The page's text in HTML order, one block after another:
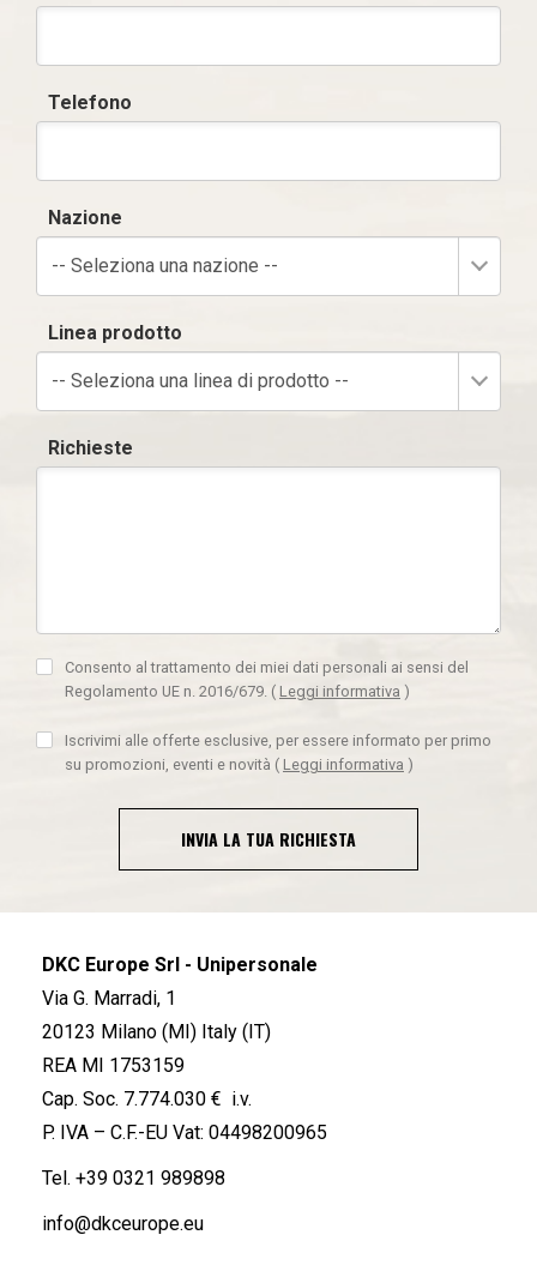
Telefono
Nazione
-- Seleziona una nazione --
Linea prodotto
-- Seleziona una linea di prodotto --
Richieste
Consento al trattamento dei miei dati personali ai sensi del
Regolamento UE n. 2016/679. ( Leggi informativa )
Iscrivimi alle offerte esclusive, per essere informato per primo
su promozioni, eventi e novità ( Leggi informativa )
INVIA LA TUA RICHIESTA
DKC Europe Srl - Unipersonale
Via G. Marradi, 1
20123 Milano (MI) Italy (IT)
REA MI 1753159
Cap. Soc. 7.774.030 € i.v.
P. IVA – C.F.-EU Vat: 04498200965
Tel. +39 0321 989898
info@dkceurope.eu